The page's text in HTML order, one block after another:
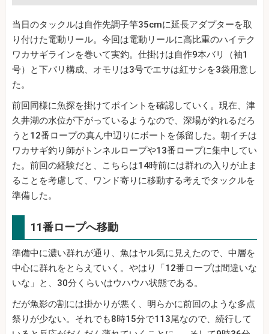
当日のタックルは自作先調子竿35cmに延長アダプターを取
り付けた電動リール。今回は電動リールに高比重のハイテク
ワカサギラインを巻いて実釣。仕掛けは自作9本バリ（袖1
号）と下バリ構成、オモリは3号でエサは紅サシを3袋用意し
た。
前回同様に魚探を掛けてポイントを確認していく。現在、津
久井湖の水位が下がっているようなので、深場が釣れるだろ
うと12番ロープの真ん中辺りにボートを係留した。朝イチは
ワカサギ釣り師がトンネルロープや13番ロープに集中してい
た。前回の経験だと、こちらは14時前には群れの入りが止ま
ることを考慮して、ワンド寄りに移動する考えでタックルを
準備した。
11番ロープへ移動
準備中に濃い群れが通り、魚はヤル気に見えたので、中層を
中心に群れをとらえていく。やはり「12番ロープは間違いな
いな」と、30分くらいはウハウハ状態である。
だが魚影の割には掛かりが悪く、明らかに前回のような多点
祭りが少ない。それでも8時15分で113尾なので、続行して